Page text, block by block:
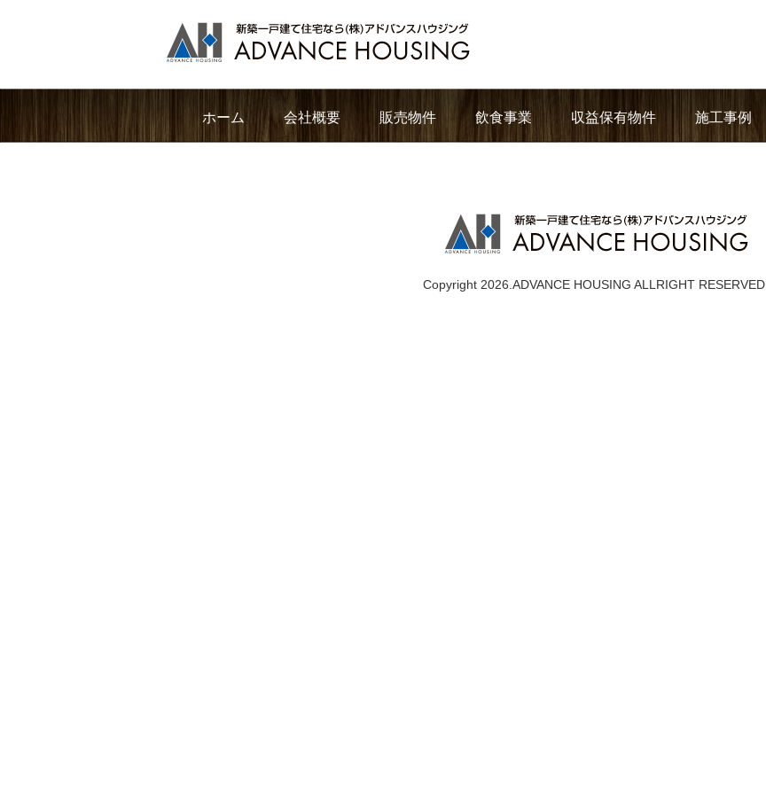
ホーム 会社概要 販売物件 飲食事業 収益保有物件 施工事例
Copyright 2026.ADVANCE HOUSING ALLRIGHT RESERVED.